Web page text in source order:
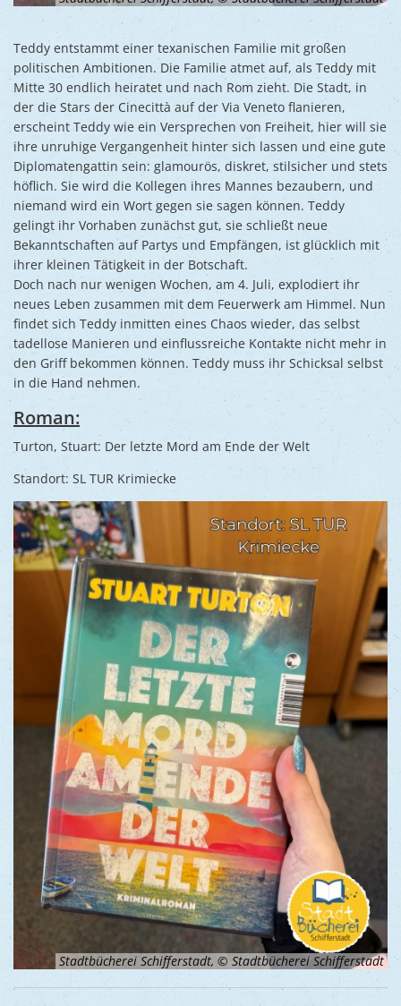
Teddy entstammt einer texanischen Familie mit großen
politischen Ambitionen. Die Familie atmet auf, als Teddy mit
Mitte 30 endlich heiratet und nach Rom zieht. Die Stadt, in
der die Stars der Cinecittà auf der Via Veneto flanieren,
erscheint Teddy wie ein Versprechen von Freiheit, hier will sie
ihre unruhige Vergangenheit hinter sich lassen und eine gute
Diplomatengattin sein: glamourös, diskret, stilsicher und stets
höflich. Sie wird die Kollegen ihres Mannes bezaubern, und
niemand wird ein Wort gegen sie sagen können. Teddy
gelingt ihr Vorhaben zunächst gut, sie schließt neue
Bekanntschaften auf Partys und Empfängen, ist glücklich mit
ihrer kleinen Tätigkeit in der Botschaft.
Doch nach nur wenigen Wochen, am 4. Juli, explodiert ihr
neues Leben zusammen mit dem Feuerwerk am Himmel. Nun
findet sich Teddy inmitten eines Chaos wieder, das selbst
tadellose Manieren und einflussreiche Kontakte nicht mehr in
den Griff bekommen können. Teddy muss ihr Schicksal selbst
in die Hand nehmen.
Roman:
Turton, Stuart: Der letzte Mord am Ende der Welt
Standort: SL TUR Krimiecke
Stadtbücherei Schifferstadt, © Stadtbücherei Schifferstadt